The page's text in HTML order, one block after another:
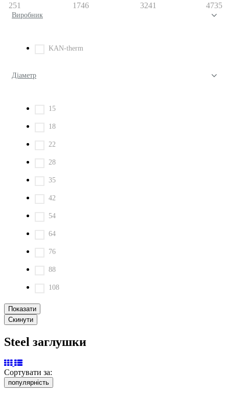
251 1746 3241 4735
Виробник
KAN-therm
Діаметр
15
18
22
28
35
42
54
64
76
88
108
Steel заглушки
Сортувати за:
популярність